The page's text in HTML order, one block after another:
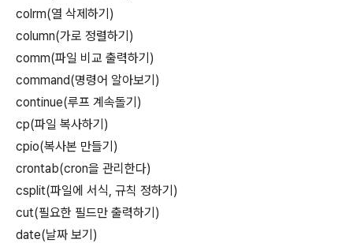
colrm(열 삭제하기)
column(가로 정렬하기)
comm(파일 비교 출력하기)
command(명령어 알아보기)
continue(루프 계속돌기)
cp(파일 복사하기)
cpio(복사본 만들기)
crontab(cron을 관리한다)
csplit(파일에 서식, 규칙 정하기)
cut(필요한 필드만 출력하기)
date(날짜 보기)